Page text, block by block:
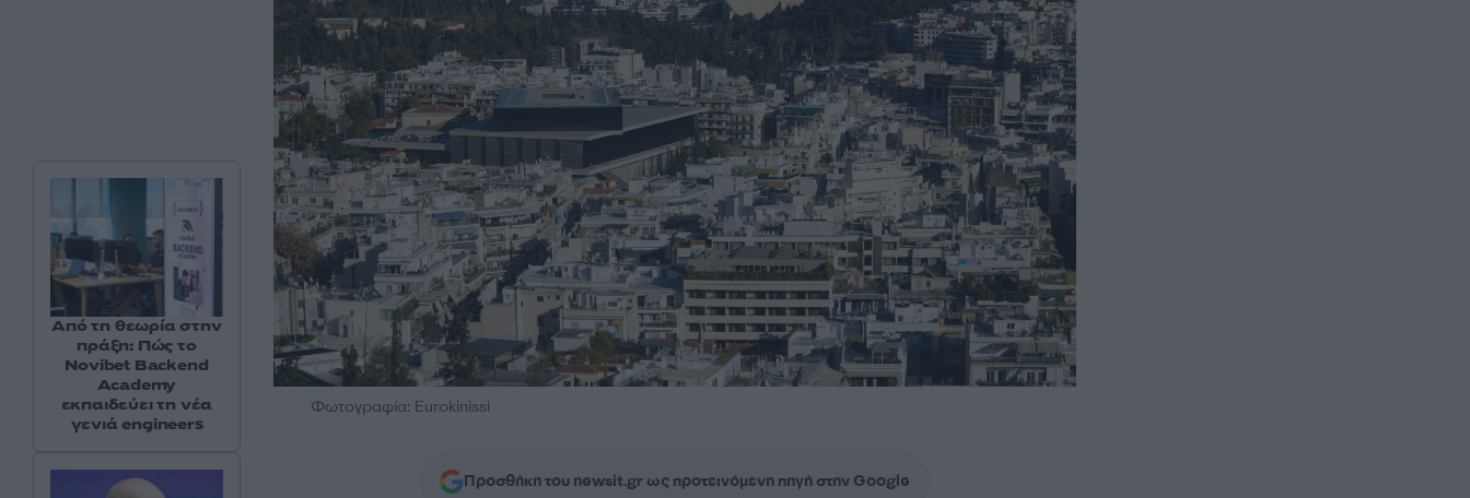
Φωτογραφία: Eurokinissi
Προσθήκη του newsit.gr ως προτεινόμενη πηγή στην Google
Από τη θεωρία στην
πράξη: Πώς το
Novibet Backend
Academy
εκπαιδεύει τη νέα
γενιά engineers